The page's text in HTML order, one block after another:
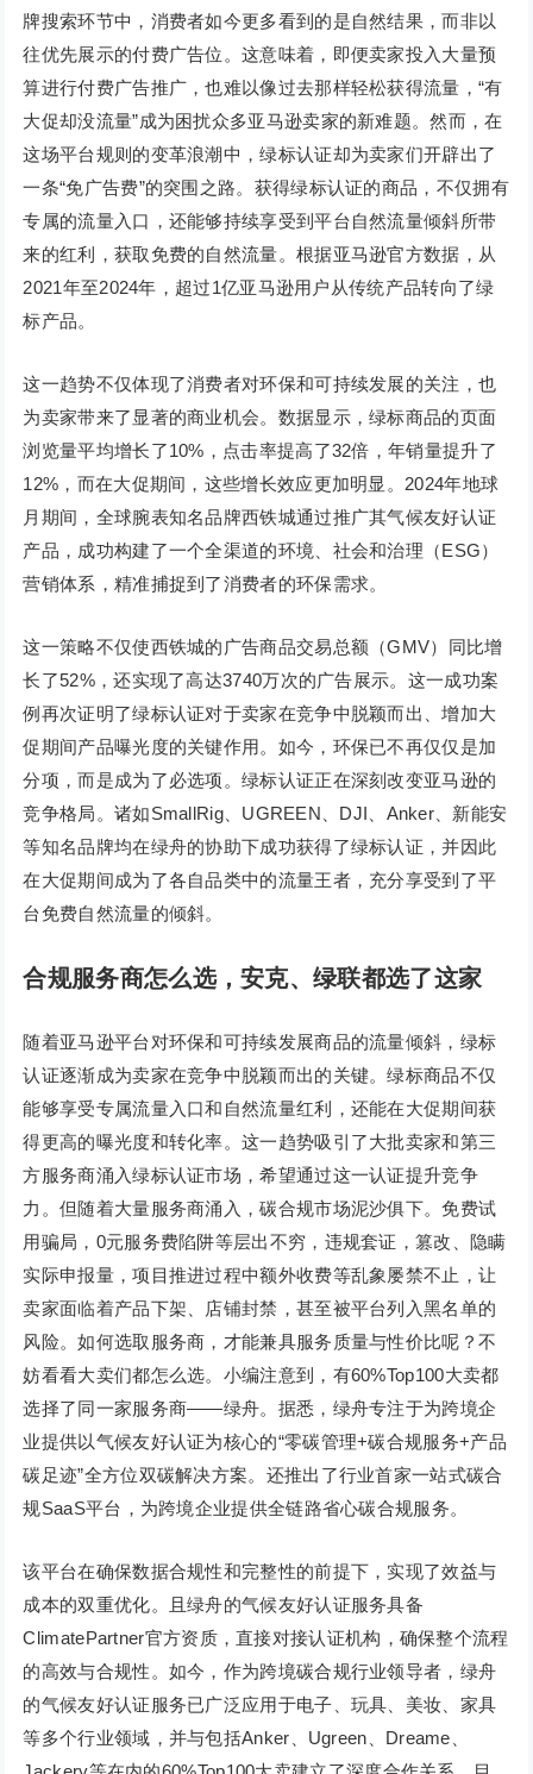
牌搜索环节中，消费者如今更多看到的是自然结果，而非以
往优先展示的付费广告位。这意味着，即便卖家投入大量预
算进行付费广告推广，也难以像过去那样轻松获得流量，“有
大促却没流量”成为困扰众多亚马逊卖家的新难题。然而，在
这场平台规则的变革浪潮中，绿标认证却为卖家们开辟出了
一条“免广告费”的突围之路。获得绿标认证的商品，不仅拥有
专属的流量入口，还能够持续享受到平台自然流量倾斜所带
来的红利，获取免费的自然流量。根据亚马逊官方数据，从
2021年至2024年，超过1亿亚马逊用户从传统产品转向了绿
标产品。
这一趋势不仅体现了消费者对环保和可持续发展的关注，也
为卖家带来了显著的商业机会。数据显示，绿标商品的页面
浏览量平均增长了10%，点击率提高了32倍，年销量提升了
12%，而在大促期间，这些增长效应更加明显。2024年地球
月期间，全球腕表知名品牌西铁城通过推广其气候友好认证
产品，成功构建了一个全渠道的环境、社会和治理（ESG）
营销体系，精准捕捉到了消费者的环保需求。
这一策略不仅使西铁城的广告商品交易总额（GMV）同比增
长了52%，还实现了高达3740万次的广告展示。这一成功案
例再次证明了绿标认证对于卖家在竞争中脱颖而出、增加大
促期间产品曝光度的关键作用。如今，环保已不再仅仅是加
分项，而是成为了必选项。绿标认证正在深刻改变亚马逊的
竞争格局。诸如SmallRig、UGREEN、DJI、Anker、新能安
等知名品牌均在绿舟的协助下成功获得了绿标认证，并因此
在大促期间成为了各自品类中的流量王者，充分享受到了平
台免费自然流量的倾斜。
合规服务商怎么选，安克、绿联都选了这家
随着亚马逊平台对环保和可持续发展商品的流量倾斜，绿标
认证逐渐成为卖家在竞争中脱颖而出的关键。绿标商品不仅
能够享受专属流量入口和自然流量红利，还能在大促期间获
得更高的曝光度和转化率。这一趋势吸引了大批卖家和第三
方服务商涌入绿标认证市场，希望通过这一认证提升竞争
力。但随着大量服务商涌入，碳合规市场泥沙俱下。免费试
用骗局，0元服务费陷阱等层出不穷，违规套证，篡改、隐瞒
实际申报量，项目推进过程中额外收费等乱象屡禁不止，让
卖家面临着产品下架、店铺封禁，甚至被平台列入黑名单的
风险。如何选取服务商，才能兼具服务质量与性价比呢？不
妨看看大卖们都怎么选。小编注意到，有60%Top100大卖都
选择了同一家服务商——绿舟。据悉，绿舟专注于为跨境企
业提供以气候友好认证为核心的“零碳管理+碳合规服务+产品
碳足迹”全方位双碳解决方案。还推出了行业首家一站式碳合
规SaaS平台，为跨境企业提供全链路省心碳合规服务。
该平台在确保数据合规性和完整性的前提下，实现了效益与
成本的双重优化。且绿舟的气候友好认证服务具备
ClimatePartner官方资质，直接对接认证机构，确保整个流程
的高效与合规性。如今，作为跨境碳合规行业领导者，绿舟
的气候友好认证服务已广泛应用于电子、玩具、美妆、家具
等多个行业领域，并与包括Anker、Ugreen、Dreame、